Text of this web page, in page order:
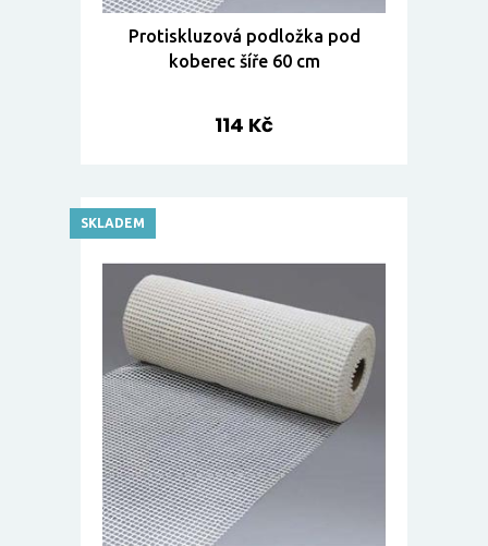
Protiskluzová podložka pod
koberec šíře 60 cm
114 Kč
SKLADEM